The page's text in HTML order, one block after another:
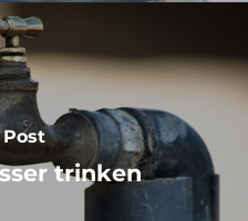
trinken